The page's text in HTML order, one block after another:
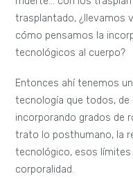
trasplantado, ¿llevamos
cómo pensamos la
tecnológicos al cuerpo?
Entonces ahí tenemos
tecnología que todos, de
incorporando grados de
trato lo posthumano, la
tecnológico, esos límites
corporalidad.